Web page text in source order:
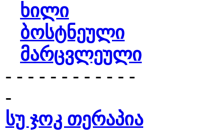
ხილი
ბოსტნეული
მარცვლეული
- - - - - - - - - - - -
-
სუ ჯოკ თერაპია